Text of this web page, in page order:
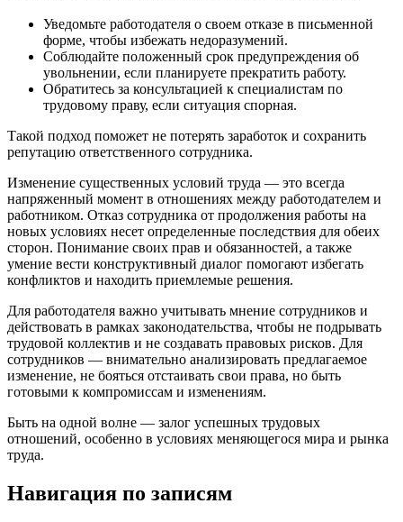
Уведомьте работодателя о своем отказе в письменной
форме, чтобы избежать недоразумений.
Соблюдайте положенный срок предупреждения об
увольнении, если планируете прекратить работу.
Обратитесь за консультацией к специалистам по
трудовому праву, если ситуация спорная.
Такой подход поможет не потерять заработок и сохранить
репутацию ответственного сотрудника.
Изменение существенных условий труда — это всегда
напряженный момент в отношениях между работодателем и
работником. Отказ сотрудника от продолжения работы на
новых условиях несет определенные последствия для обеих
сторон. Понимание своих прав и обязанностей, а также
умение вести конструктивный диалог помогают избегать
конфликтов и находить приемлемые решения.
Для работодателя важно учитывать мнение сотрудников и
действовать в рамках законодательства, чтобы не подрывать
трудовой коллектив и не создавать правовых рисков. Для
сотрудников — внимательно анализировать предлагаемое
изменение, не бояться отстаивать свои права, но быть
готовыми к компромиссам и изменениям.
Быть на одной волне — залог успешных трудовых
отношений, особенно в условиях меняющегося мира и рынка
труда.
Навигация по записям